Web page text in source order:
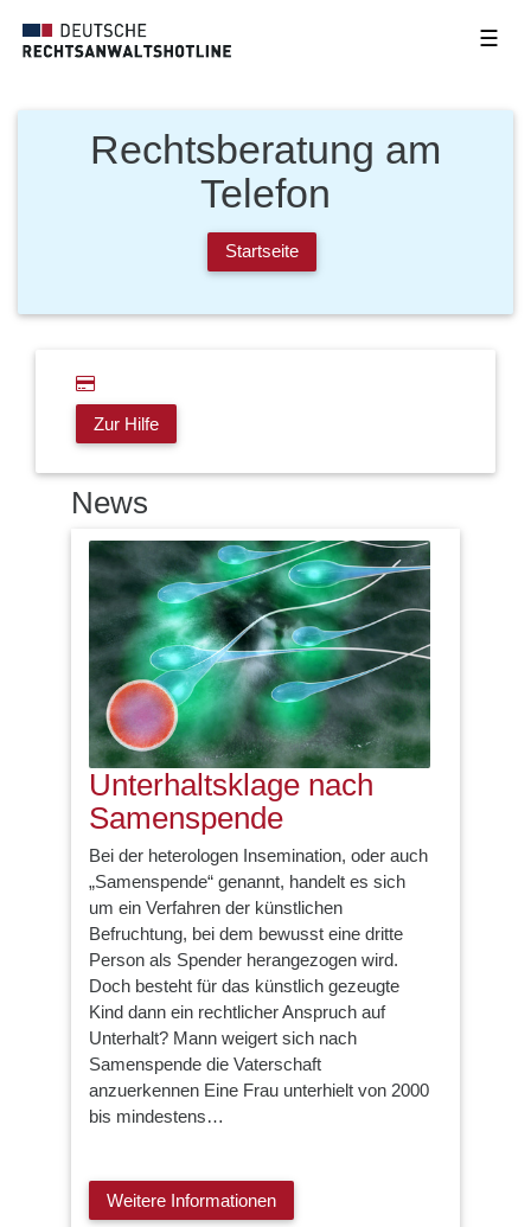
☰
Rechtsberatung am
Telefon
Startseite
Zur Hilfe
News
Unterhaltsklage nach
Samenspende
Bei der heterologen Insemination, oder auch
„Samenspende“ genannt, handelt es sich
um ein Verfahren der künstlichen
Befruchtung, bei dem bewusst eine dritte
Person als Spender herangezogen wird.
Doch besteht für das künstlich gezeugte
Kind dann ein rechtlicher Anspruch auf
Unterhalt? Mann weigert sich nach
Samenspende die Vaterschaft
anzuerkennen Eine Frau unterhielt von 2000
bis mindestens…
Weitere Informationen